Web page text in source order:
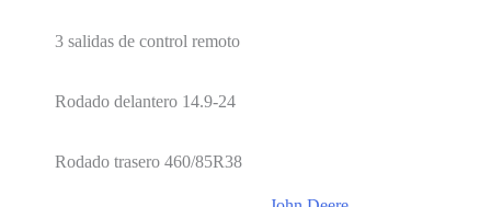
3 salidas de control remoto
Rodado delantero 14.9-24
Rodado trasero 460/85R38